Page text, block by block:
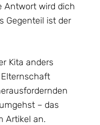
Antwort wird dich
Gegenteil ist der
Kita anders
– das
Artikel an.